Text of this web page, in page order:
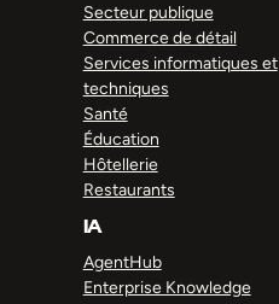
Secteur publique
Commerce de détail
Services informatiques et
techniques
Santé
Éducation
Hôtellerie
Restaurants
IA
AgentHub
Enterprise Knowledge